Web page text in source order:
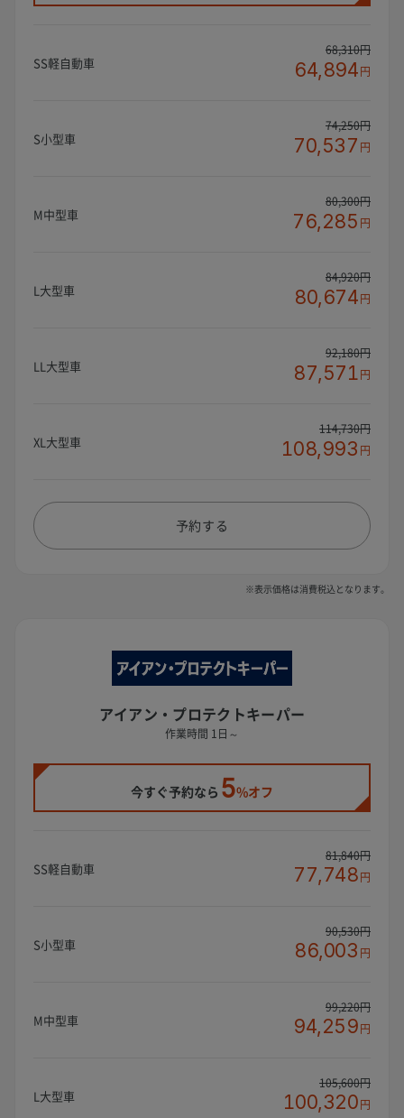
SS軽自動車
68,310円
64,894円
S小型車
74,250円
70,537 円
M中型車
80,300円
76,285 円
L大型車
84,920円
80,674円
LL大型車
92,180円
87,571円
XL大型車
114,730円
108,993 円
予約する
※表示価格は消費税込となります。
アイアン・プロテクトキーパー
作業時間 1日～
今すぐ予約なら 5%オフ
SS軽自動車
81,840円
77,748円
S小型車
90,530円
86,003 円
M中型車
99,220円
94,259円
L大型車
105,600円
100,320円